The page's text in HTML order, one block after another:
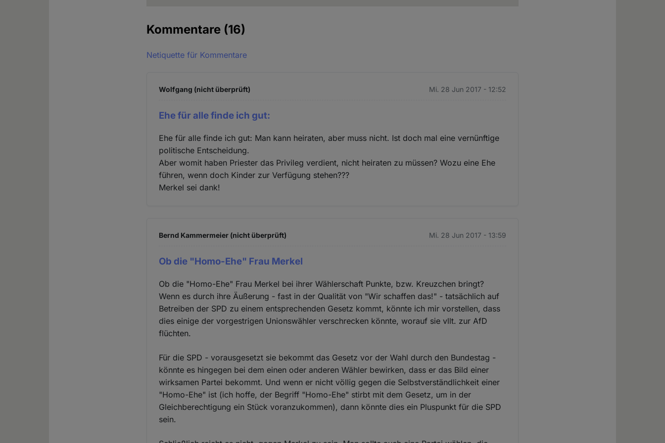
Kommentare (16)
Netiquette für Kommentare
Wolfgang (nicht überprüft) Mi. 28 Jun 2017 - 12:52
Ehe für alle finde ich gut:
Ehe für alle finde ich gut: Man kann heiraten, aber muss nicht. Ist doch mal eine vernünftige
politische Entscheidung.
Aber womit haben Priester das Privileg verdient, nicht heiraten zu müssen? Wozu eine Ehe
führen, wenn doch Kinder zur Verfügung stehen???
Merkel sei dank!
Bernd Kammermeier (nicht überprüft) Mi. 28 Jun 2017 - 13:59
Ob die "Homo-Ehe" Frau Merkel
Ob die "Homo-Ehe" Frau Merkel bei ihrer Wählerschaft Punkte, bzw. Kreuzchen bringt?
Wenn es durch ihre Äußerung - fast in der Qualität von "Wir schaffen das!" - tatsächlich auf
Betreiben der SPD zu einem entsprechenden Gesetz kommt, könnte ich mir vorstellen, dass
dies einige der vorgestrigen Unionswähler verschrecken könnte, worauf sie vllt. zur AfD
flüchten.
Für die SPD - vorausgesetzt sie bekommt das Gesetz vor der Wahl durch den Bundestag -
könnte es hingegen bei dem einen oder anderen Wähler bewirken, dass er das Bild einer
wirksamen Partei bekommt. Und wenn er nicht völlig gegen die Selbstverständlichkeit einer
"Homo-Ehe" ist (ich hoffe, der Begriff "Homo-Ehe" stirbt mit dem Gesetz, um in der
Gleichberechtigung ein Stück voranzukommen), dann könnte dies ein Pluspunkt für die SPD
sein.